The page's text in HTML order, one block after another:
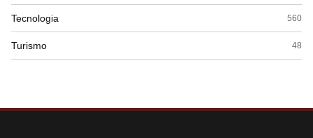
Tecnologia 560
Turismo 48